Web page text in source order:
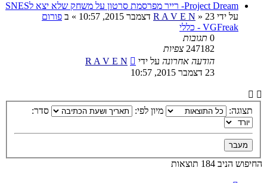
Project Dream- רייר מפרסמת סרטון על משחק שלא יצא לSNES
על ידי
R A V E N » 23 דצמבר 2015, 10:57 » ב פורום
VGFreak - כללי
0 תגובות
247182 צפיות
הודעה אחרונה על ידי
R A V E N
23 דצמבר 2015, 10:57
תצוגה: מיון לפי: סדר:
החיפוש הניב 184 תוצאות